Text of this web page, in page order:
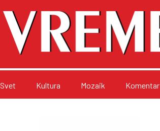
Svet Kultura Mozaik Komentar